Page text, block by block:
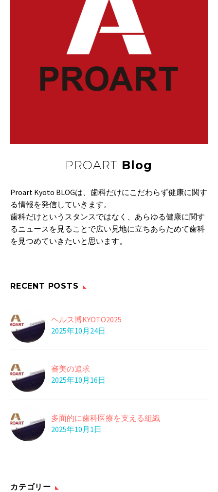
PROART Blog
Proart Kyoto BLOGは、歯科だけにこだわらず健康に関す
る情報を発信していきます。
歯科だけというスタンスではなく、あらゆる健康に関す
るニュースを見ることで広い見地に立ちあらためて歯科
を見つめていきたいと思います。
RECENT POSTS
ヘルス博KYOTO2025
2025年10月24日
審美の追求
2025年10月16日
多面的に歯科医療を支える組織
2025年10月1日
カテゴリー